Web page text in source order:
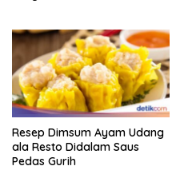
Resep Dimsum Ayam Udang
ala Resto Didalam Saus
Pedas Gurih